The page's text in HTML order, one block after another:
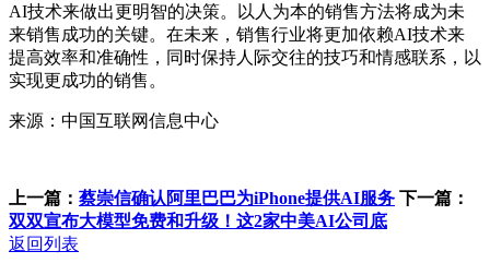
AI技术来做出更明智的决策。以人为本的销售方法将成为未
来销售成功的关键。在未来，销售行业将更加依赖AI技术来
提高效率和准确性，同时保持人际交往的技巧和情感联系，以
实现更成功的销售。
来源：中国互联网信息中心
上一篇： 蔡崇信确认阿里巴巴为iPhone提供AI服务 下一篇：
双双宣布大模型免费和升级！这2家中美AI公司底
返回列表